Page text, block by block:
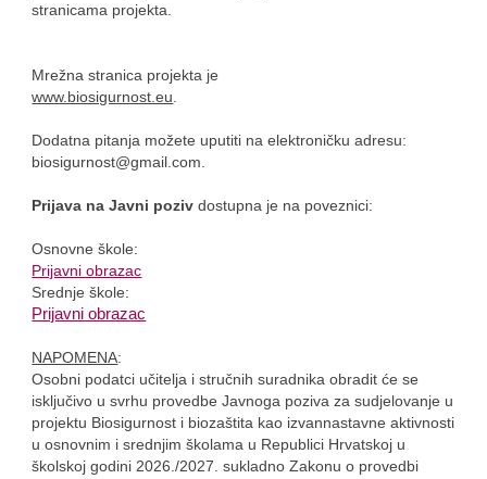
stranicama projekta.
Mrežna stranica projekta je
www.biosigurnost.eu.
Dodatna pitanja možete uputiti na elektroničku adresu:
biosigurnost@gmail.com.
Prijava na Javni poziv dostupna je na poveznici:
Osnovne škole:
Prijavni obrazac
Srednje škole:
Prijavni obrazac
NAPOMENA:
Osobni podatci učitelja i stručnih suradnika obradit će se
isključivo u svrhu provedbe Javnoga poziva za sudjelovanje u
projektu Biosigurnost i biozaštita kao izvannastavne aktivnosti
u osnovnim i srednjim školama u Republici Hrvatskoj u
školskoj godini 2026./2027. sukladno Zakonu o provedbi